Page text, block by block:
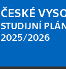
ČESKÉ
STUDIJNÍ
2025/2026